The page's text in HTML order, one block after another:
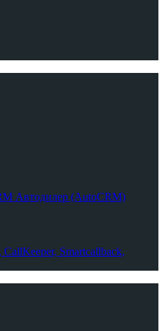
Автодилер (AutoCRM)
Smartcallback,